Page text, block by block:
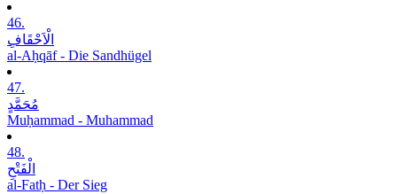
46.
الْاَحْقَافِ
al-Aḥqāf - Die Sandhügel
47.
مُحَمَّدٍ
Muḥammad - Muhammad
48.
الْفَتْحِ
al-Fatḥ - Der Sieg